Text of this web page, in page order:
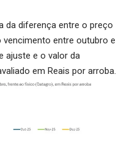
da diferença entre o preço
entre outubro e
ajuste e o valor da
em Reais por arroba.